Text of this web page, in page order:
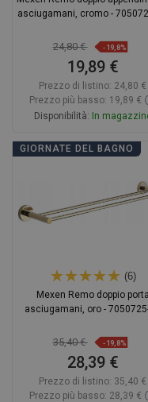
asciugamani, cromo -
24,80 € -19,8%
19,89 €
Prezzo di listino: 24,80 €
Prezzo più basso: 19,89 €
Disponibilità: In
Aggiungi al carrello
GIORNATE DEL BAGNO
(6)
Mexen Remo doppio porta
asciugamani, oro -
35,40 € -19,8%
28,39 €
Prezzo di listino: 35,40 €
Prezzo più basso: 28,39 €